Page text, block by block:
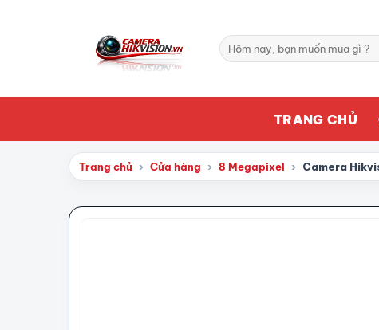
Tìm
kiếm:
TRANG CHỦ
Trang chủ › Cửa hàng › 8 Megapixel › Camera